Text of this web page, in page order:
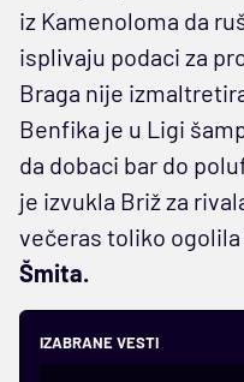
iz Kamenoloma da
isplivaju podaci za
Braga nije
Benfika je u Ligi
da dobaci bar do
je izvukla Briž za
večeras toliko
Šmita.
IZABRANE VESTI